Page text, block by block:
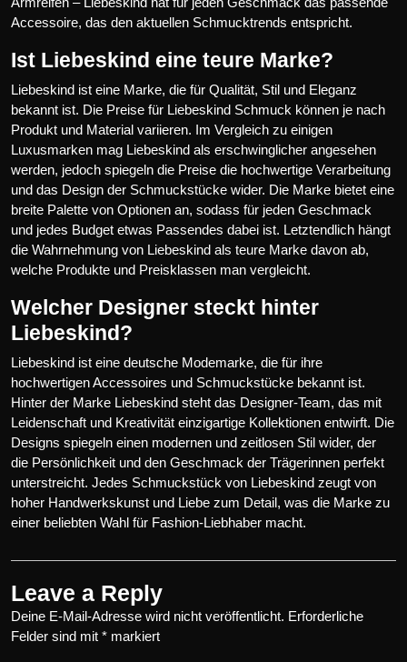
Accessoire, das den aktuellen Schmucktrends entspricht.
Ist Liebeskind eine teure Marke?
Liebeskind ist eine Marke, die für Qualität, Stil und Eleganz
bekannt ist. Die Preise für Liebeskind Schmuck können je nach
Produkt und Material variieren. Im Vergleich zu einigen
Luxusmarken mag Liebeskind als erschwinglicher angesehen
werden, jedoch spiegeln die Preise die hochwertige Verarbeitung
und das Design der Schmuckstücke wider. Die Marke bietet eine
breite Palette von Optionen an, sodass für jeden Geschmack
und jedes Budget etwas Passendes dabei ist. Letztendlich hängt
die Wahrnehmung von Liebeskind als teure Marke davon ab,
welche Produkte und Preisklassen man vergleicht.
Welcher Designer steckt hinter
Liebeskind?
Liebeskind ist eine deutsche Modemarke, die für ihre
hochwertigen Accessoires und Schmuckstücke bekannt ist.
Hinter der Marke Liebeskind steht das Designer-Team, das mit
Leidenschaft und Kreativität einzigartige Kollektionen entwirft. Die
Designs spiegeln einen modernen und zeitlosen Stil wider, der
die Persönlichkeit und den Geschmack der Trägerinnen perfekt
unterstreicht. Jedes Schmuckstück von Liebeskind zeugt von
hoher Handwerkskunst und Liebe zum Detail, was die Marke zu
einer beliebten Wahl für Fashion-Liebhaber macht.
Leave a Reply
Deine E-Mail-Adresse wird nicht veröffentlicht. Erforderliche
Felder sind mit * markiert